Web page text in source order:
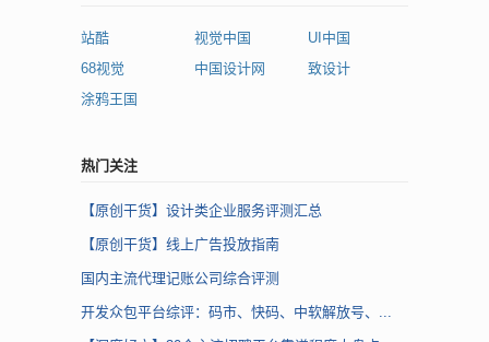
站酷 视觉中国
UI中国
68视觉
中国设计网
致设计
涂鸦王国
热门关注
【原创干货】设计类企业服务评测汇总
【原创干货】线上广告投放指南
国内主流代理记账公司综合评测
开发众包平台综评：码市、快码、中软解放号、...